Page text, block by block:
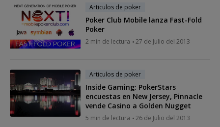
Articulos de poker
Poker Club Mobile lanza Fast-Fold
Poker
2 min de lectura 27 de Julio del 2013
Articulos de poker
Inside Gaming: PokerStars
encuestas en New Jersey, Pinnacle
vende Casino a Golden Nugget
5 min de lectura 26 de Julio del 2013